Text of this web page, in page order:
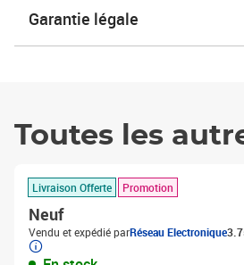
Garantie légale
Toutes les
Livraison Offerte Promotion
Neuf
Vendu et expédié parRéseau Electronique